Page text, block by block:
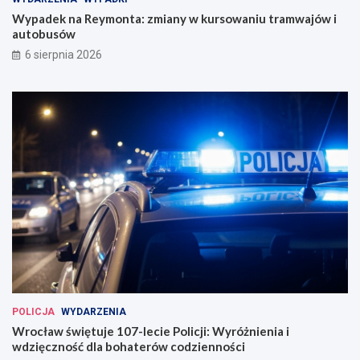
n
y
w
k
r
n
u
t
r
a
m
w
a
j
w
i
i
e
P
o
i
W
r
ó
ż
n
i
e
n
i
i
w
Wypadek na Reymonta: zmiany w kursowaniu tramwajów i
autobusów
6 sierpnia 2026
POLICJA WYDARZENIA
Wrocław świętuje 107-lecie Policji: Wyróżnienia i
wdzięczność dla bohaterów codzienności